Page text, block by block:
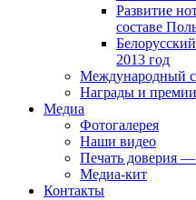
Развитие
составе
2013 год
Международный
Награды и премии
Медиа
Фотогалерея
Наши видео
Печать доверия —
Медиа-кит
Контакты